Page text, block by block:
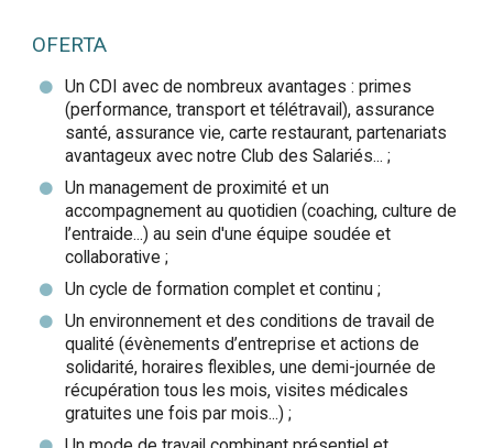
OFERTA
Un CDI avec de nombreux avantages : primes
(performance, transport et télétravail), assurance
santé, assurance vie, carte restaurant, partenariats
avantageux avec notre Club des Salariés... ;
Un management de proximité et un
accompagnement au quotidien (coaching, culture de
l’entraide...) au sein d'une équipe soudée et
collaborative ;
Un cycle de formation complet et continu ;
Un environnement et des conditions de travail de
qualité (évènements d’entreprise et actions de
solidarité, horaires flexibles, une demi-journée de
récupération tous les mois, visites médicales
gratuites une fois par mois...) ;